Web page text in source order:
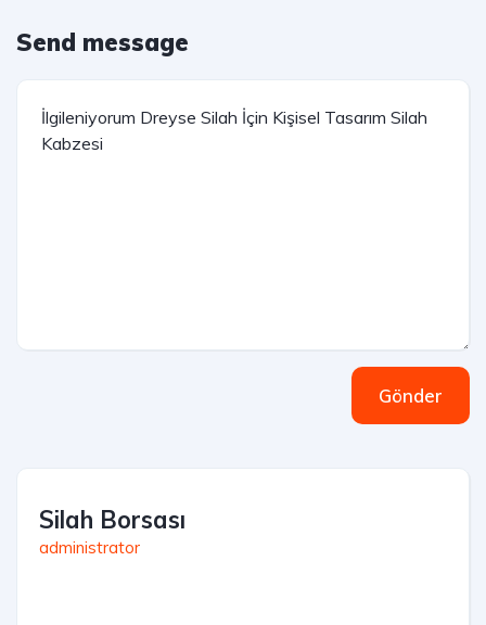
Send message
Gönder
Silah Borsası
administrator